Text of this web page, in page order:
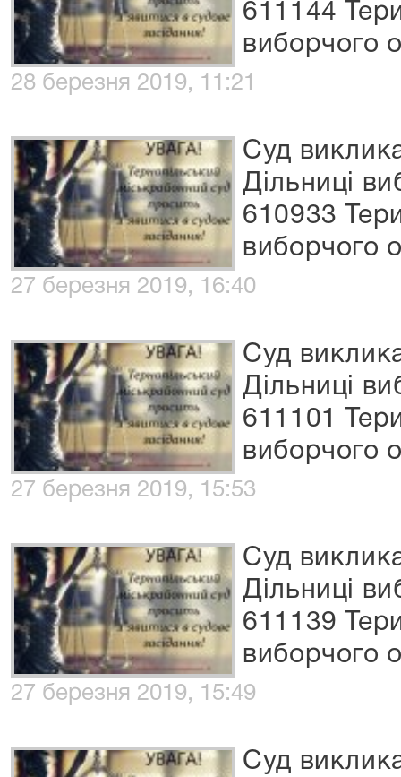
611144
виборчого
28 березня 2019, 11:21
Суд
Дільниці
610933
виборчого
27 березня 2019, 16:40
Суд
Дільниці
611101
виборчого
27 березня 2019, 15:53
Суд
Дільниці
611139
виборчого
27 березня 2019, 15:49
Суд